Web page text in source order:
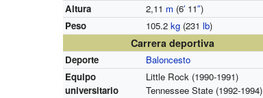
Altura
2,11 m (6′ 11″)
Peso
105.2kg (231lb)
Carrera deportiva
Deporte
Baloncesto
Equipo
universitario
Little Rock (1990-1991)
Tennessee State (1992-1994)